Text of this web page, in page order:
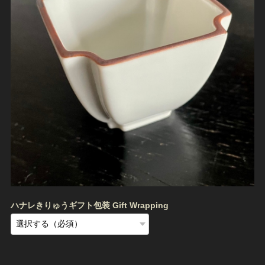
ハナレきりゅうギフト包装 Gift Wrapping